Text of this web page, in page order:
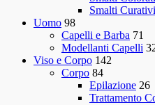
Smalti Curativi
Uomo 98
Capelli e Barba 71
Modellanti Capelli
Viso e Corpo 142
Corpo 84
Epilazione 26
Trattamento